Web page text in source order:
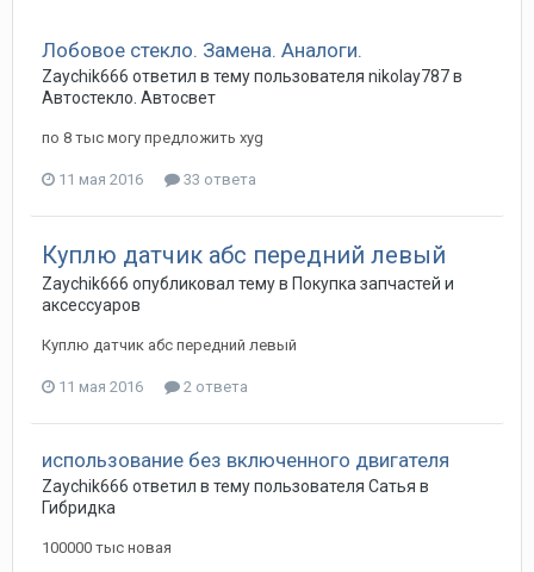
Лобовое стекло. Замена. Аналоги.
Zaychik666 ответил в тему пользователя nikolay787в
Автостекло. Автосвет
по 8 тыс могу предложить xyg
11 мая 2016 33 ответа
Куплю датчик абс передний левый
Zaychik666 опубликовал тему в Покупка запчастей и
аксессуаров
Куплю датчик абс передний левый
11 мая 2016 2 ответа
использование без включенного двигателя
Zaychik666 ответил в тему пользователя Сатья в
Гибридка
100000 тыс новая